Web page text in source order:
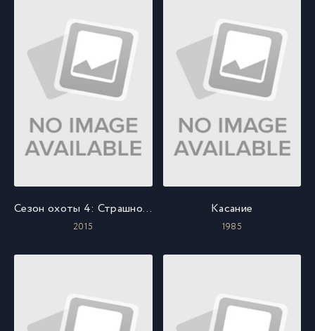
Сезон охоты 4: Страшно глупо
2015
Касание
1985